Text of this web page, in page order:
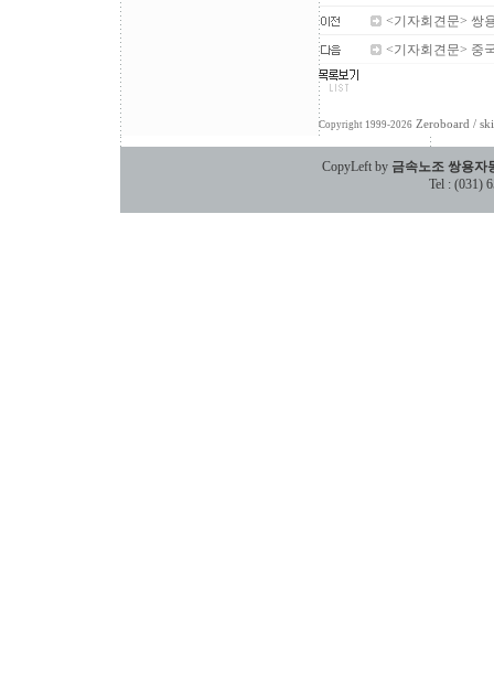
<기자회견문> 쌍
<기자회견문> 중
Copyright 1999-2026 Zeroboard /
CopyLeft by 금속노조 쌍용자
Tel : (031)